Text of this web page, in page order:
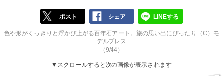
ポスト シェア LINEする
色や形がくっきりと浮かび上がる百年石アート。旅の思い出にぴったり（C）モ
デルプレス
（9/44）
▼スクロールすると次の画像が表示されます